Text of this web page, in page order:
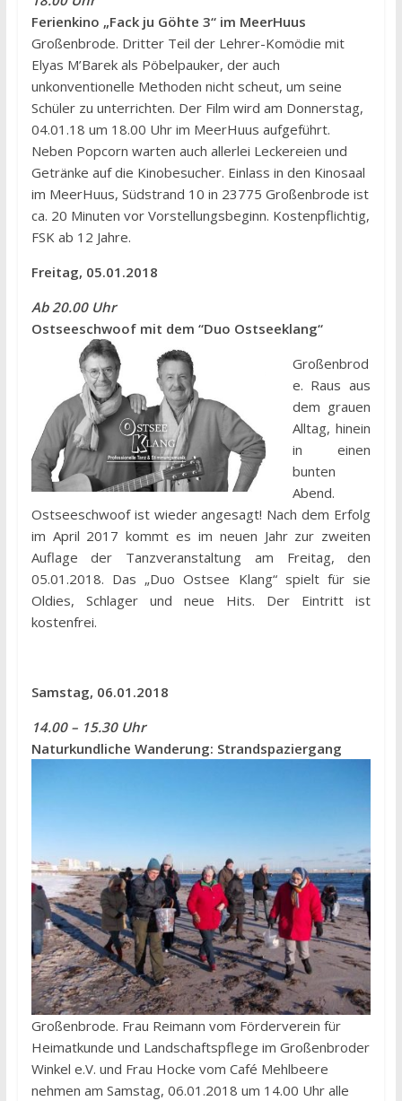
Ferienkino „Fack ju Göhte 3“ im MeerHuus
Großenbrode. Dritter Teil der Lehrer-Komödie mit
Elyas M’Barek als Pöbelpauker, der auch
unkonventionelle Methoden nicht scheut, um seine
Schüler zu unterrichten. Der Film wird am Donnerstag,
04.01.18 um 18.00 Uhr im MeerHuus aufgeführt.
Neben Popcorn warten auch allerlei Leckereien und
Getränke auf die Kinobesucher. Einlass in den Kinosaal
im MeerHuus, Südstrand 10 in 23775 Großenbrode ist
ca. 20 Minuten vor Vorstellungsbeginn. Kostenpflichtig,
FSK ab 12 Jahre.
Freitag, 05.01.2018
Ab 20.00 Uhr
Ostseeschwoof mit dem “Duo Ostseeklang“
Großenbrod
e. Raus aus
dem grauen
Alltag, hinein
in einen
bunten
Abend.
Ostseeschwoof ist wieder angesagt! Nach dem Erfolg
im April 2017 kommt es im neuen Jahr zur zweiten
Auflage der Tanzveranstaltung am Freitag, den
05.01.2018. Das „Duo Ostsee Klang“ spielt für sie
Oldies, Schlager und neue Hits. Der Eintritt ist
kostenfrei.
Samstag, 06.01.2018
14.00 – 15.30 Uhr
Naturkundliche Wanderung: Strandspaziergang
Großenbrode. Frau Reimann vom Förderverein für
Heimatkunde und Landschaftspflege im Großenbroder
Winkel e.V. und Frau Hocke vom Café Mehlbeere
nehmen am Samstag, 06.01.2018 um 14.00 Uhr alle